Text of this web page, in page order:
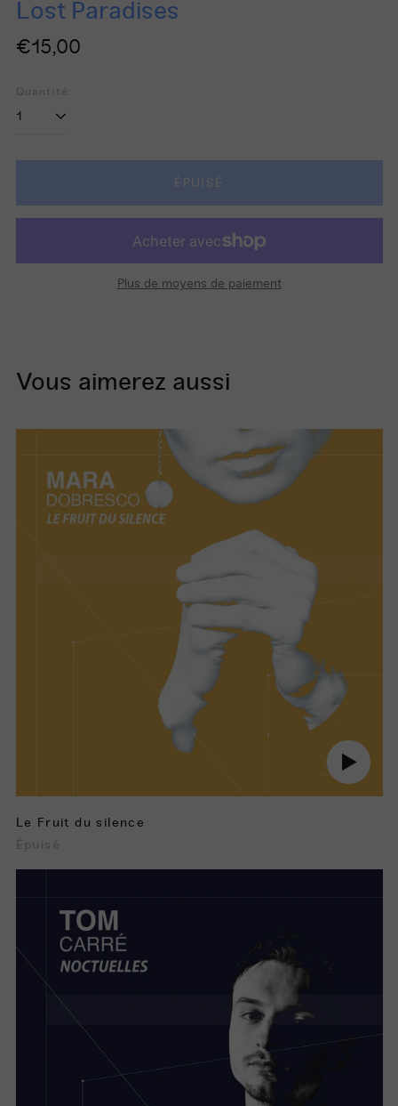
Lost Paradises
Prix
€15,00
Quantité:
ÉPUISÉ
Plus de moyens de paiement
Vous aimerez aussi
Jouer
audio
silence
Le Fruit du silence
Épuisé